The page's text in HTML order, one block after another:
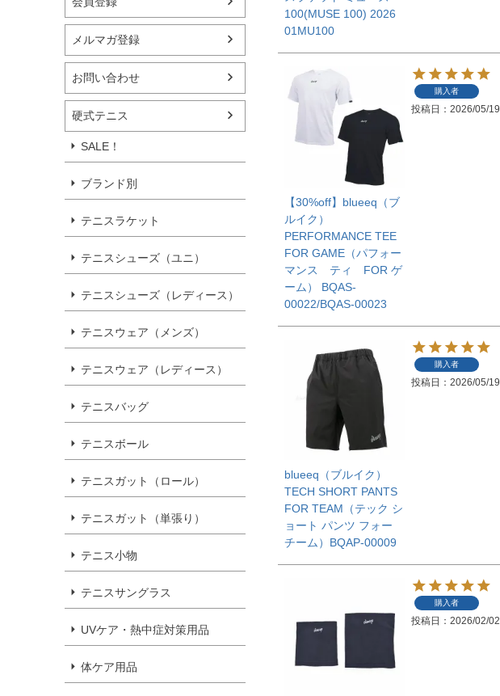
メルマガ登録
お問い合わせ
硬式テニス
SALE！
ブランド別
テニスラケット
テニスシューズ（ユニ）
テニスシューズ（レディース）
テニスウェア（メンズ）
テニスウェア（レディース）
テニスバッグ
テニスボール
テニスガット（ロール）
テニスガット（単張り）
テニス小物
テニスサングラス
UVケア・熱中症対策用品
体ケア用品
100(MUSE 100) 2026
01MU100
【30%off】blueeq（ブ
ルイク）
PERFORMANCE TEE
FOR GAME（パフォー
マンス ティ FOR ゲ
ーム） BQAS-
00022/BQAS-00023
購入者
投稿日 2026/05/19
blueeq（ブルイク）
TECH SHORT PANTS
FOR TEAM（テック シ
ョート パンツ フォー
チーム）BQAP-00009
購入者
投稿日 2026/05/19
購入者
投稿日 2026/02/02